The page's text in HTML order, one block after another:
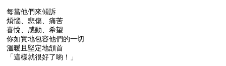
每當他們來傾訴
煩惱、悲傷、痛苦
喜悅、感動、希望
你如實地包容他們的一切
溫暖且堅定地頷首
「這樣就很好了喲！」